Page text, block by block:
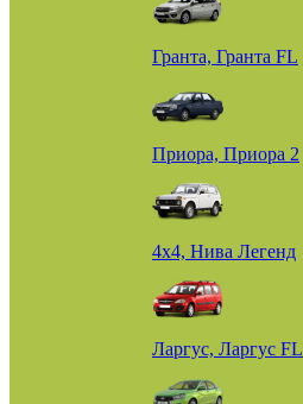
Гранта, Гранта FL
Приора, Приора 2
4х4, Нива Легенд
Ларгус, Ларгус FL